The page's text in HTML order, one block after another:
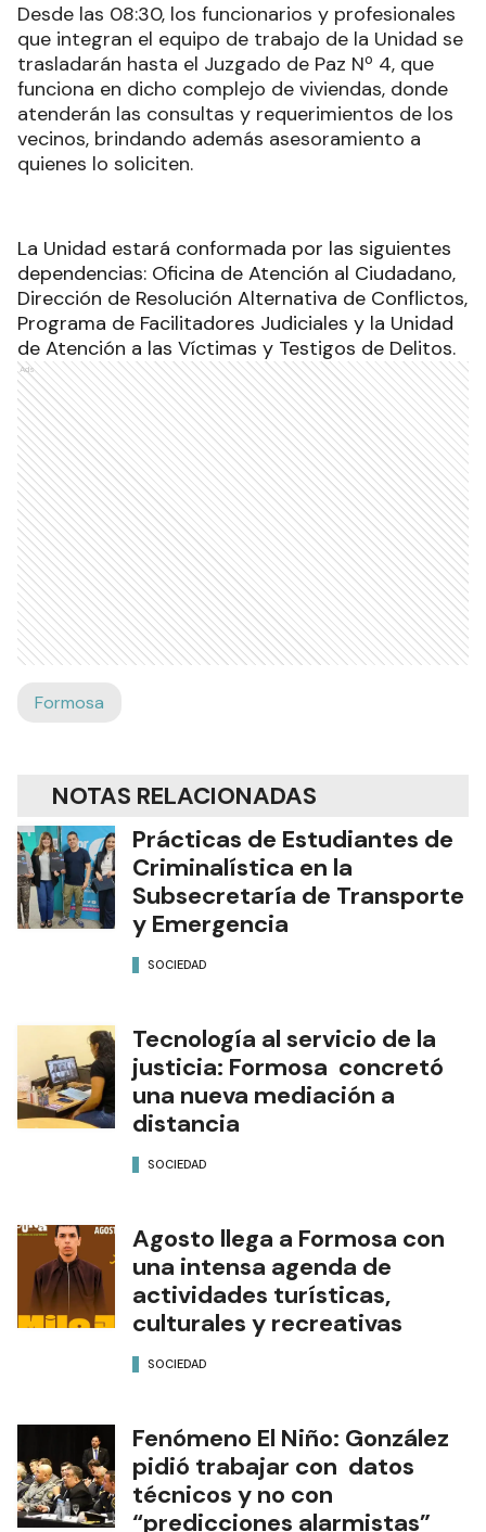
Desde las 08:30, los funcionarios y profesionales
que integran el equipo de trabajo de la Unidad se
trasladarán hasta el Juzgado de Paz Nº 4, que
funciona en dicho complejo de viviendas, donde
atenderán las consultas y requerimientos de los
vecinos, brindando además asesoramiento a
quienes lo soliciten.
La Unidad estará conformada por las siguientes
dependencias: Oficina de Atención al Ciudadano,
Dirección de Resolución Alternativa de Conflictos,
Programa de Facilitadores Judiciales y la Unidad
de Atención a las Víctimas y Testigos de Delitos.
Ads
Formosa
NOTAS RELACIONADAS
Prácticas de Estudiantes de
Criminalística en la
Subsecretaría de Transporte
y Emergencia
SOCIEDAD
Tecnología al servicio de la
justicia: Formosa concretó
una nueva mediación a
distancia
SOCIEDAD
Agosto llega a Formosa con
una intensa agenda de
actividades turísticas,
culturales y recreativas
SOCIEDAD
Fenómeno El Niño: González
pidió trabajar con datos
técnicos y no con
“predicciones alarmistas”